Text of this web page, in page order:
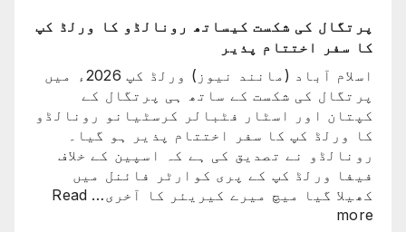
عظیم
ترین
کھلاڑیوں
میں
سے
ایک
کو
کھو
دیا:
بابر
اعظم
پرتگال کی شکست کیساتھ رونالڈو کا ورلڈ کپ
کا سفر اختتام پذیر
اسلام آباد (مانند نیوز) ورلڈ کپ 2026ء میں
پرتگال کی شکست کے ساتھ ہی پرتگال کے
کپتان اور اسٹار فٹبالر کرسٹیانو رونالڈو
کا ورلڈ کپ کا سفر اختتام پذیر ہو گیا۔
رونالڈو نے تصدیق کی ہے کہ اسپین کے خلاف
فیفا ورلڈ کپ کے پری کوارٹر فائنل میں
کھیلا گیا میچ میرے کیریئر کا آخری… Read
more
: